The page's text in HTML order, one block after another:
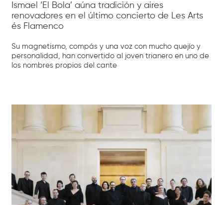
Ismael ‘El Bola’ aúna tradición y aires
renovadores en el último concierto de Les Arts
és Flamenco
Su magnetismo, compás y una voz con mucho quejío y
personalidad, han convertido al joven trianero en uno de
los nombres propios del cante